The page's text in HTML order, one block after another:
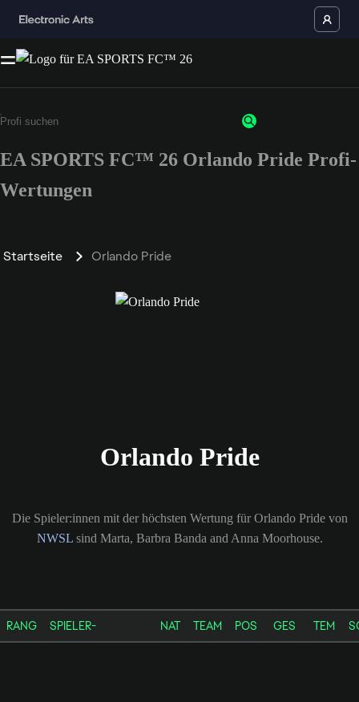
EA SPORTS FC™ 26 Orlando Pride Profi-
Wertungen
Startseite Orlando Pride
Orlando Pride
Die Spieler:innen mit der höchsten Wertung für Orlando Pride von
NWSLsind Marta, Barbra Banda and Anna Moorhouse.
RANG SPIELER- NAT TEAM POS GES TEM